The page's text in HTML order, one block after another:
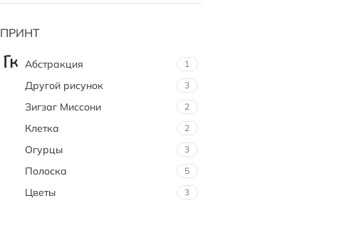
ПРИНТ
Абстракция 1
Другой рисунок 3
Зигзаг Миссони 2
Клетка 2
Огурцы 3
Полоска 5
Цветы 3